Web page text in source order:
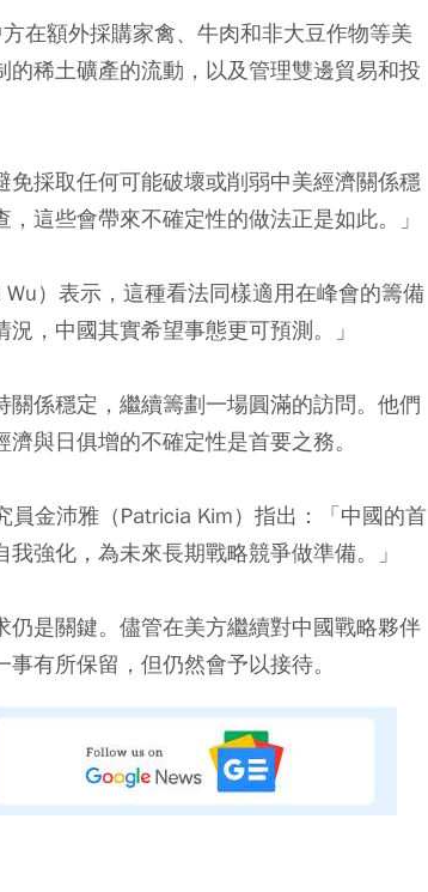
在額外採購家禽、牛肉和非大豆作物等美
稀土礦產的流動，以及管理雙邊貿易和投
採取任何可能破壞或削弱中美經濟關係穩
這些會帶來不確定性的做法正是如此。」
）表示，這種看法同樣適用在峰會的籌備
，中國其實希望事態更可預測。」
係穩定，繼續籌劃一場圓滿的訪問。他們
與日俱增的不確定性是首要之務。
金沛雅（Patricia Kim）指出：「中國的首
強化，為未來長期戰略競爭做準備。」
是關鍵。儘管在美方繼續對中國戰略夥伴
有所保留，但仍然會予以接待。